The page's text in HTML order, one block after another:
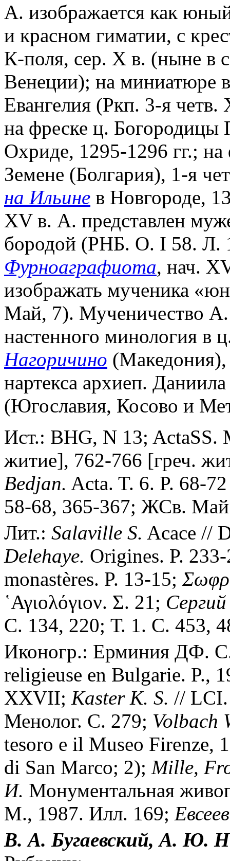
А. изображается как
и красном гиматии, с
К-поля, сер. Х в. (ныне в
Венеции); на миниатюре
Евангелия (Ркп. 3-я
на фреске ц.
Охриде, 1295-1296 гг.;
Земене (Болгария), 1-я
на Ильине в Новгороде,
XV в. А. представлен
бородой (РНБ. О. I 58. Л.
Фурноаграфиота, нач.
изображать мученика
Май, 7). Мученичество А.
настенного минология в
Нагоричино (Македония),
нартекса архиеп.
(Югославия, Косово и
Ист.: BHG, N 13; ActaSS.
житие], 762-766 [греч.
Bedjan. Acta. T. 6. P. 68-
58-68, 365-367; ЖСв.
Лит.: Salaville S. Acace //
Delehaye. Origines. P.
monastères. P. 13-15;
῾Αγιολόγιον. Σ. 21;
С. 134, 220; Т. 1. С. 453,
Иконогр.: Ерминия ДФ.
religieuse en Bulgarie. P.,
XXVII; Kaster K. S. //
Менолог. С. 279; Volbach
tesoro e il Museo
di San Marco; 2); Mille,
И. Монументальная
М., 1987. Илл. 169;
В. А. Бугаевский, А. Ю.